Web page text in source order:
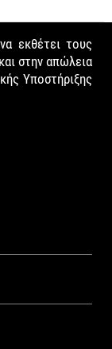
εκθέτει τους
στην απώλεια
Υποστήριξης